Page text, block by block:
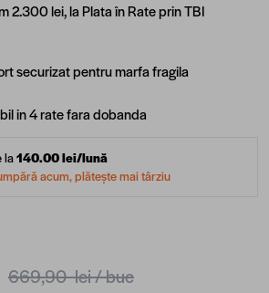
2.300 lei, la Plata în Rate prin TBI
securizat pentru marfa fragila
in 4 rate fara dobanda
la140.00lei/lună
acum, plătește mai târziu
669,90 lei/ buc